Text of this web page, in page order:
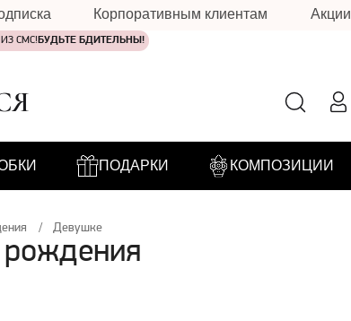
Корпоративным клиентам Акции
СМС! БУДЬТЕ БДИТЕЛЬНЫ!
ПОДАРКИ КОМПОЗИЦИИ
Девушке